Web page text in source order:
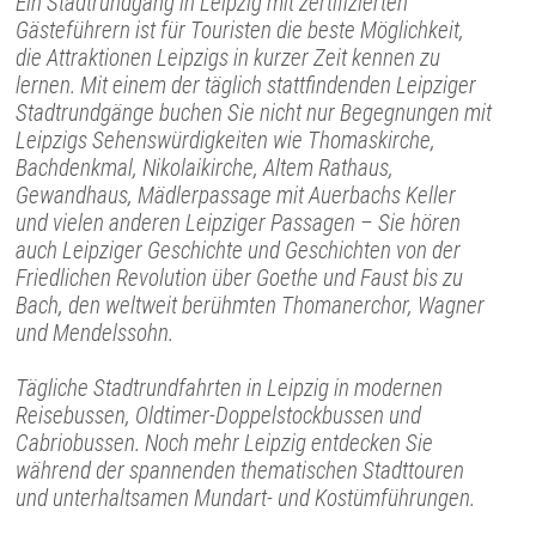
Gästeführern ist für Touristen die beste Möglichkeit,
die Attraktionen Leipzigs in kurzer Zeit kennen zu
lernen. Mit einem der täglich stattfindenden Leipziger
Stadtrundgänge buchen Sie nicht nur Begegnungen mit
Leipzigs Sehenswürdigkeiten wie Thomaskirche,
Bachdenkmal, Nikolaikirche, Altem Rathaus,
Gewandhaus, Mädlerpassage mit Auerbachs Keller
und vielen anderen Leipziger Passagen – Sie hören
auch Leipziger Geschichte und Geschichten von der
Friedlichen Revolution über Goethe und Faust bis zu
Bach, den weltweit berühmten Thomanerchor, Wagner
und Mendelssohn.
Tägliche Stadtrundfahrten in Leipzig in modernen
Reisebussen, Oldtimer-Doppelstockbussen und
Cabriobussen. Noch mehr Leipzig entdecken Sie
während der spannenden thematischen Stadttouren
und unterhaltsamen Mundart- und Kostümführungen.